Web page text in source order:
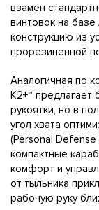
взамен
винтовок на
конструкцию из
прорезиненной
Аналогичная по
K2+™ предлагает
рукоятки, но в
угол хвата
(Personal Defense
компактные
комфорт и
от тыльника
рабочую руку